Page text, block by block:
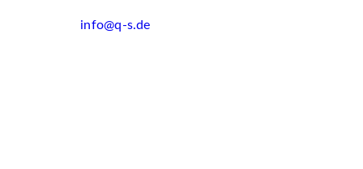
info@q-s.de